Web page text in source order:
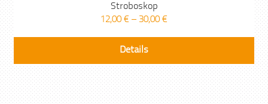
Die
auf
der
Stroboskop
12,00 € – 30,00 €
Details